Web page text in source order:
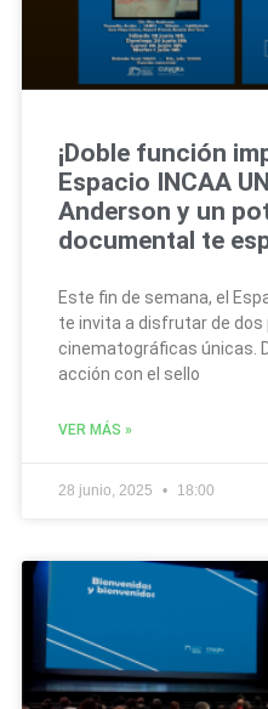
¡Doble función
Espacio INCAA
Anderson y un
documental te
Este fin de semana, el
te invita a disfrutar de
cinematográficas únicas.
acción con el sello
VER MÁS »
28 junio, 2025 18:00